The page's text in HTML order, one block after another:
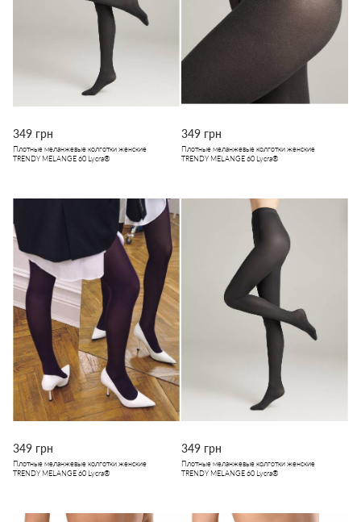
349 грн
Плотные меланжевые колготки женские
TRENDY MELANGE 60 Lycra®
349 грн
Плотные меланжевые колготки женские
TRENDY MELANGE 60 Lycra®
349 грн
Плотные меланжевые колготки женские
TRENDY MELANGE 60 Lycra®
349 грн
Плотные меланжевые колготки женские
TRENDY MELANGE 60 Lycra®